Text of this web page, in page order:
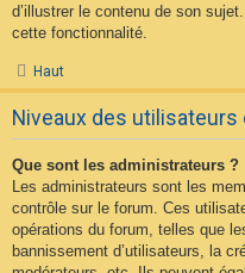
d’illustrer le contenu de son
cette fonctionnalité.
Haut
Niveaux des utilisateurs
Que sont les administrateurs ?
Les administrateurs sont les
contrôle sur le forum. Ces
opérations du forum, telles que
bannissement d’utilisateurs, la